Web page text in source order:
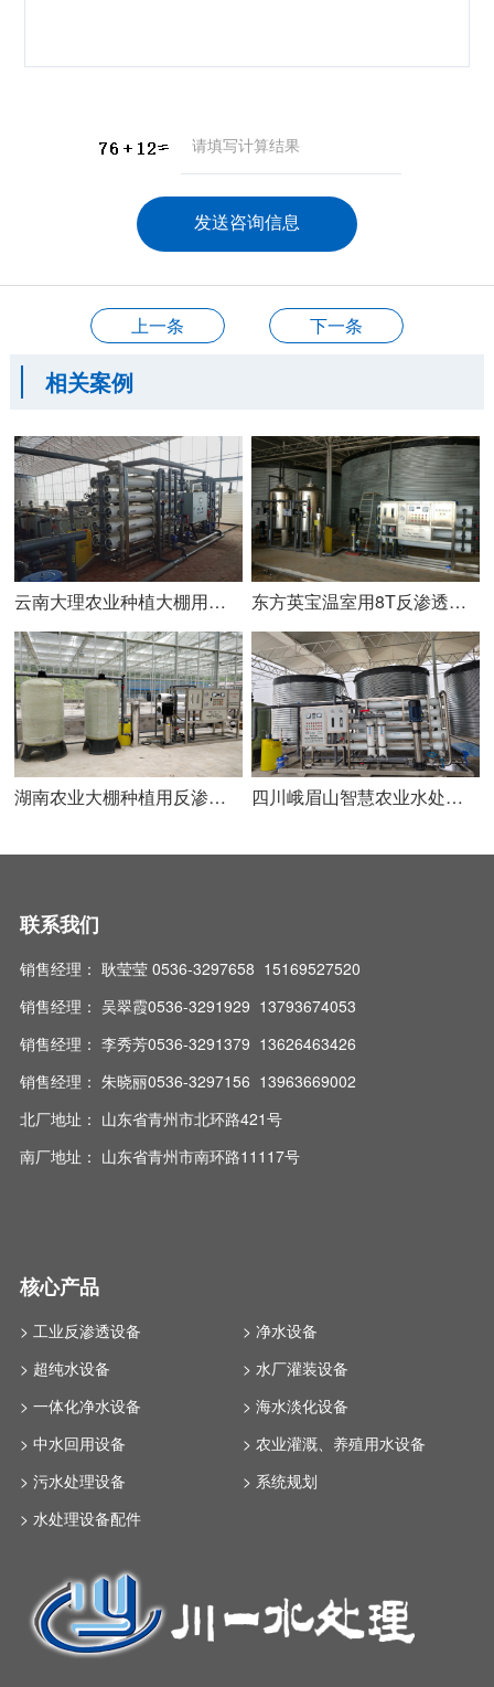
上一条 下一条
相关案例
云南大理农业种植大棚用水处理设备2X30T 东方英宝温室用8T反渗透水处理设备
湖南农业大棚种植用反渗透设备 四川峨眉山智慧农业水处理设备20T单级反渗透
联系我们
销售经理： 耿莹莹 0536-3297658 15169527520
销售经理： 吴翠霞0536-3291929 13793674053
销售经理： 李秀芳0536-3291379 13626463426
销售经理： 朱晓丽0536-3297156 13963669002
北厂地址： 山东省青州市北环路421号
南厂地址： 山东省青州市南环路11117号
核心产品
> 工业反渗透设备
> 净水设备
> 超纯水设备
> 水厂灌装设备
> 一体化净水设备
> 海水淡化设备
> 中水回用设备
> 农业灌溉、养殖用水设备
> 污水处理设备
> 系统规划
> 水处理设备配件